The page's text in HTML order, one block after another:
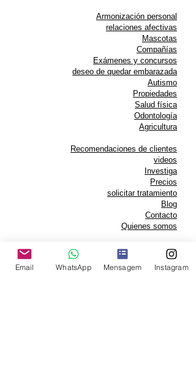
Armonización personal
relaciones afectivas
Mascotas
Compañías
Exámenes y concursos
deseo de quedar embarazada
Autismo
Propiedades
Salud física
Odontología
Agricultura
Recomendaciones de clientes
videos
Investiga
Precios
solicitar tratamiento
Blog
Contacto
Quienes somos
©2018-2021| CENTRO BR
QUANTEC® PRO
Terapia de armonización personalizada
Email WhatsApp Mensagem Instagram